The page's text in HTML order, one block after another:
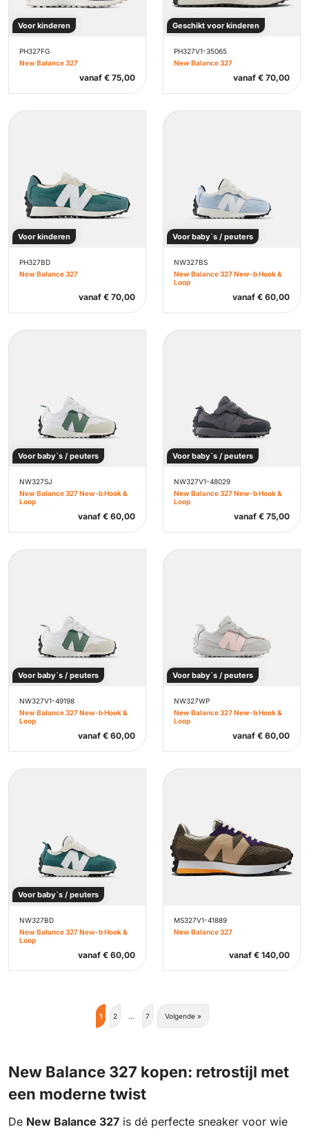
Voor kinderen
PH327FG
New Balance 327
vanaf € 75,00
Geschikt voor kinderen
PH327V1-35065
New Balance 327
vanaf € 70,00
Voor kinderen
PH327BD
New Balance 327
vanaf € 70,00
Voor baby`s / peuters
NW327BS
New Balance 327 New-b Hook &
Loop
vanaf € 60,00
Voor baby`s / peuters
NW327SJ
New Balance 327 New-b Hook &
Loop
vanaf € 60,00
Voor baby`s / peuters
NW327V1-48029
New Balance 327 New-b Hook &
Loop
vanaf € 75,00
Voor baby`s / peuters
NW327V1-49198
New Balance 327 New-b Hook &
Loop
vanaf € 60,00
Voor baby`s / peuters
NW327WP
New Balance 327 New-b Hook &
Loop
vanaf € 60,00
Voor baby`s / peuters
NW327BD
New Balance 327 New-b Hook &
Loop
vanaf € 60,00
MS327V1-41889
New Balance 327
vanaf € 140,00
1 2 … 7 Volgende »
New Balance 327 kopen: retrostijl met
een moderne twist
De New Balance 327 is dé perfecte sneaker voor wie